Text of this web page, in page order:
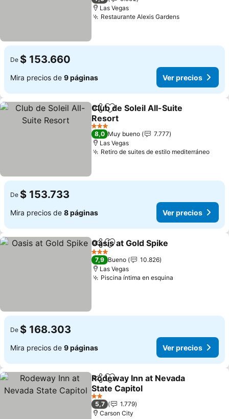
Las Vegas
Restaurante Alexis GardensVer precios
De $ 153.660
Mira precios de 9 páginas Ver precios
CompartirAgregar a favoritos
Club de Soleil All-Suite
Resort
Ver precios
3 Estrellas
8,0 Muy bueno
7.777
Las Vegas
Retiro de suites de estilo mediterráneoVer
De $ 153.733
Mira precios de 8 páginas Ver precios
CompartirAgregar a favoritos
Oasis at Gold Spike
3 Estrellas
7,9 Bueno
10.826
Las Vegas
Piscina íntima en esquina
De $ 168.303
Mira precios de 9 páginas Ver precios
CompartirAgregar a favoritos
Rodeway Inn at Nevada
State Capitol
Ver precios
2 Estrellas
5,7
1.779
Carson City